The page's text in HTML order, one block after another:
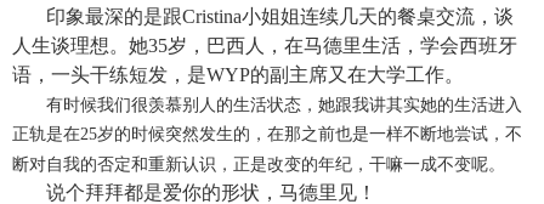
印象最深的是跟Cristina小姐姐连续几天的餐桌交流，谈
人生谈理想。她35岁，巴西人，在马德里生活，学会西班牙
语，一头干练短发，是WYP的副主席又在大学工作。
有时候我们很羡慕别人的生活状态，她跟我讲其实她的生活进入
正轨是在25岁的时候突然发生的，在那之前也是一样不断地尝试，不
断对自我的否定和重新认识，正是改变的年纪，干嘛一成不变呢。
说个拜拜都是爱你的形状，马德里见！